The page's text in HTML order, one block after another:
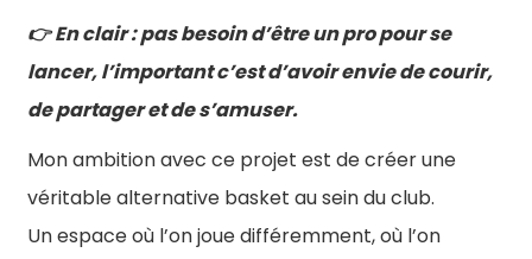
👉En clair : pas besoin d’être un pro pour se
lancer, l’important c’est d’avoir envie de courir,
de partager et de s’amuser.
Mon ambition avec ce projet est de créer une
véritable alternative basket au sein du club.
Un espace où l’on joue différemment, où l’on